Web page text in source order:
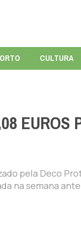
CULTURA
EUROS
pela Deco
na semana